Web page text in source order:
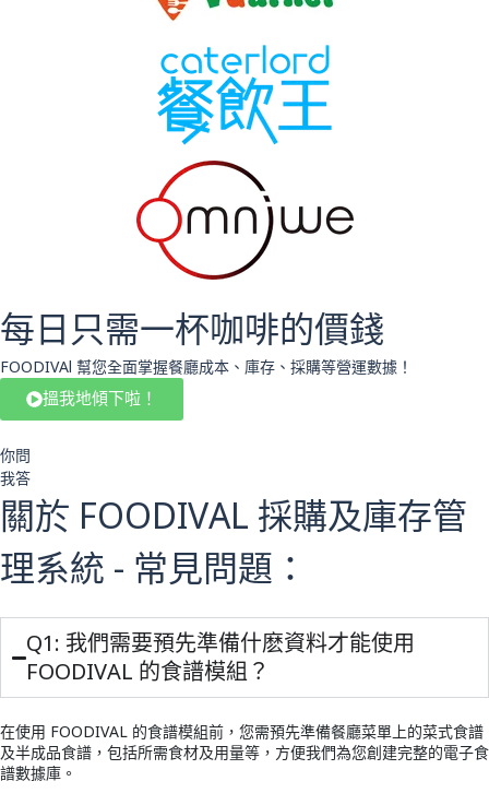
每日只需一杯咖啡的價錢
FOODIVAl 幫您全面掌握餐廳成本、庫存、採購等營運數據！
搵我地傾下啦！
你問
我答
關於 FOODIVAL 採購及庫存管
理系統 - 常見問題：
Q1: 我們需要預先準備什麽資料才能使用
FOODIVAL 的食譜模組？
在使用 FOODIVAL 的食譜模組前，您需預先準備餐廳菜單上的菜式食譜
及半成品食譜，包括所需食材及用量等，方便我們為您創建完整的電子食
譜數據庫。